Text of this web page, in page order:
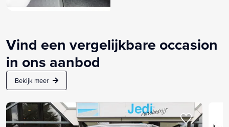
Vind een vergelijkbare occasion
in ons aanbod
Bekijk meer